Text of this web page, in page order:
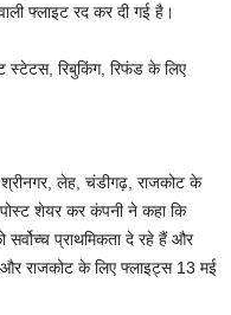
फ्लाइट रद कर दी गई है।
स्टेटस, रिबुकिंग, रिफंड के लिए
लेह, चंडीगढ़, राजकोट के
शेयर कर कंपनी ने कहा कि
सर्वोच्च प्राथमिकता दे रहे हैं और
राजकोट के लिए फ्लाइट्स 13 मई